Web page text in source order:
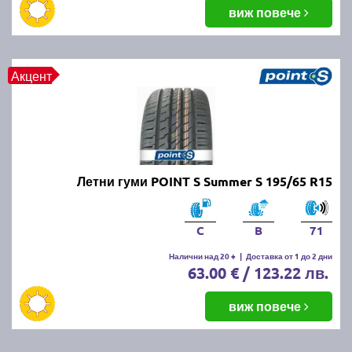
балансировка и реглаж на предния и задния мост.
Неравномерното износване може да е знак за
гуми.
Как да се грижим за летните
Проверявайте редовно налягането, дълбочината
на протектора и състоянието на гумите. Избягвайте
рязко спиране и агресивно шофиране, тъй като
това води до по-бързо износване. Почиствайте
гумите от кал и камъчета и ги проверявайте за
Как се съхраняват зимните и
летни гуми?
виж повече
Акцент
Летни гуми POINT S Summer S 195/65 R15
C B 71
Налични над 20 + | Доставка от 1 до 2 дни
63.00 € / 123.22 лв.
виж повече